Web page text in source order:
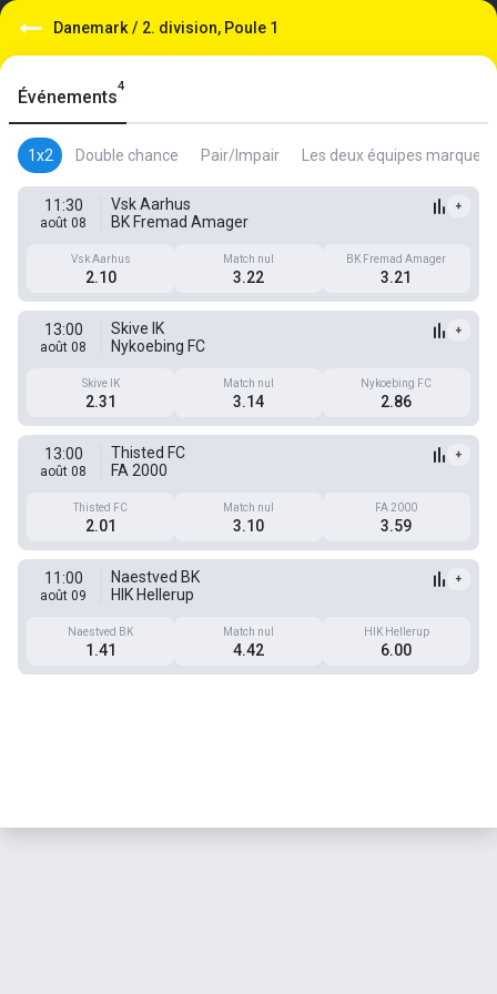
Danemark / 2. division, Poule 1
Événements
4
1x2 Double chance Pair/Impair Les deux équipes marquent
11:30
août 08
Vsk Aarhus
BK Fremad Amager
+
Vsk Aarhus
2.10
Match nul
3.22
BK Fremad Amager
3.21
13:00
août 08
Skive IK
Nykoebing FC
+
Skive IK
2.31
Match nul
3.14
Nykoebing FC
2.86
13:00
août 08
Thisted FC
FA 2000
+
Thisted FC
2.01
Match nul
3.10
FA 2000
3.59
11:00
août 09
Naestved BK
HIK Hellerup
+
Naestved BK
1.41
Match nul
4.42
HIK Hellerup
6.00